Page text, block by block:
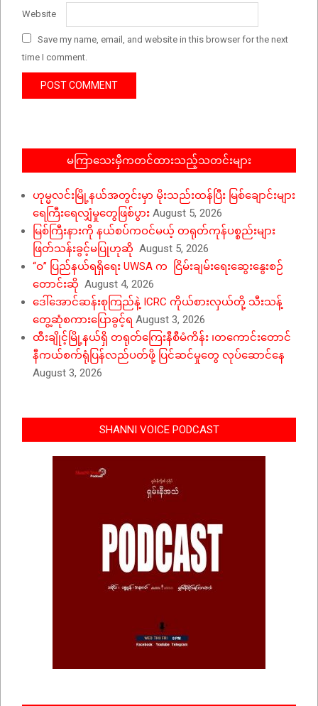
Website
Save my name, email, and website in this browser for the next
time I comment.
မကြာသေးမှီကတင်ထားသည့်သတင်းများ
ဟုမ္မလင်းမြို့နယ်အတွင်းမှာ မိုးသည်းထန်ပြီး မြစ်ချောင်းများ
ရေကြီးရေလျှံမှုတွေဖြစ်ပွား August 5, 2026
မြစ်ကြီးနားကို နယ်စပ်ကဝင်မယ့် တရုတ်ကုန်ပစ္စည်းများ
ဖြတ်သန်းခွင့်မပြုဟုဆို August 5, 2026
“ဝ” ပြည်နယ်ရရှိရေး UWSA က ငြိမ်းချမ်းရေးဆွေးနွေးစဉ်
တောင်းဆို August 4, 2026
ဒေါ်အောင်ဆန်းစုကြည်နဲ့ ICRC ကိုယ်စားလှယ်တို့ သီးသန့်
တွေ့ဆုံစကားပြောခွင့်ရ August 3, 2026
ထီးချိုင့်မြို့နယ်ရှိ တရုတ်ကြေးနီစီမံကိန်း ၊တကောင်းတောင်
နီကယ်စက်ရုံပြန်လည်ပတ်ဖို့ ပြင်ဆင်မှုတွေ လုပ်ဆောင်နေ
August 3, 2026
SHANNI VOICE PODCAST